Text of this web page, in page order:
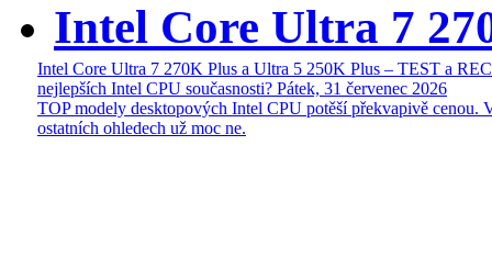
Intel Core Ultra 7
Intel Core Ultra 7 270K Plus a Ultra 5 250K Plus – TEST a
nejlepších Intel CPU současnosti? Pátek, 31 červenec 2026
TOP modely desktopových Intel CPU potěší překvapivě cenou.
ostatních ohledech už moc ne.